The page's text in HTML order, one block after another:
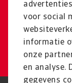
voor social
informatie
onze
en analyse.
gegevens
Wil je